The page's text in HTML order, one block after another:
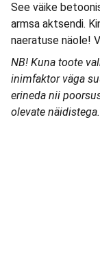
See väike
armsa aktsendi.
naeratuse näole!
NB! Kuna toote
inimfaktor väga
erineda nii
olevate näidistega.